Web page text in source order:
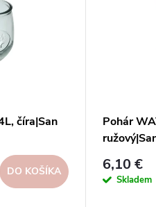
číra|San
DO KOŠÍKA
Pohár
6,10 €
Skladem